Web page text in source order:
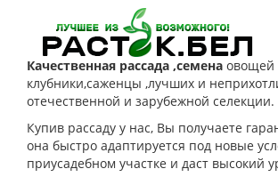
Качественная рассада ,семена овощей
клубники,саженцы ,лучших и
отечественной и зарубежной селекции.
Купив рассаду у нас, Вы получаете
она быстро адаптируется под новые
приусадебном участке и даст высокий